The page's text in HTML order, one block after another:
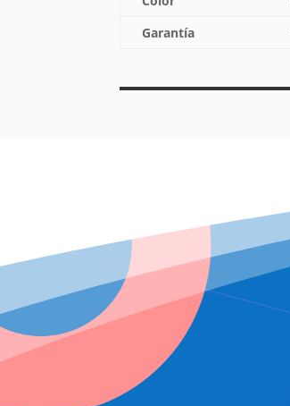
Garantía